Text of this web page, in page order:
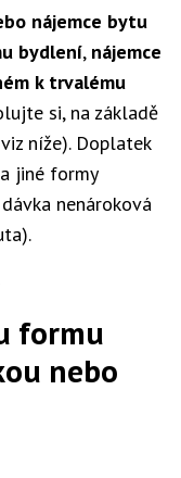
nájemce bytu
bydlení, nájemce
k trvalému
si, na základě
níže). Doplatek
jiné formy
nenároková
formu
nebo